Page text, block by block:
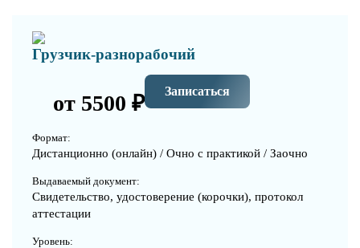
Грузчик-разнорабочий
от 5500 ₽ Записаться
Формат:
Дистанционно (онлайн) / Очно с практикой / Заочно
Выдаваемый документ:
Свидетельство, удостоверение (корочки), протокол
аттестации
Уровень: